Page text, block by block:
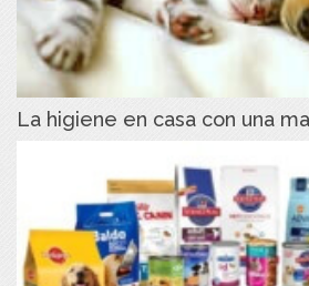
La higiene en casa con una